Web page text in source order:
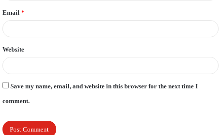
Email *
Website
Save my name, email, and website in this browser for the next time I
comment.